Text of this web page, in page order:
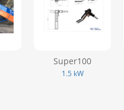
Super100
1.5 kW